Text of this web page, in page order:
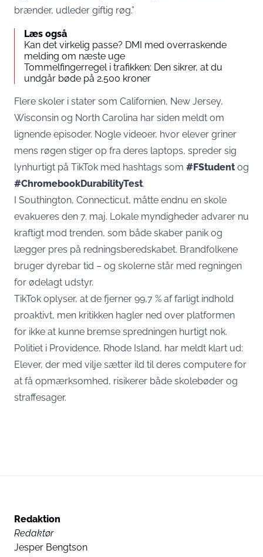
brænder, udleder giftig røg.”
Læs også
Kan det virkelig passe? DMI med overraskende
melding om næste uge
Tommelfingerregel i trafikken: Den sikrer, at du
undgår bøde på 2.500 kroner
Flere skoler i stater som Californien, New Jersey,
Wisconsin og North Carolina har siden meldt om
lignende episoder. Nogle videoer, hvor elever griner
mens røgen stiger op fra deres laptops, spreder sig
lynhurtigt på TikTok med hashtags som #FStudent og
#ChromebookDurabilityTest.
I Southington, Connecticut, måtte endnu en skole
evakueres den 7. maj. Lokale myndigheder advarer nu
kraftigt mod trenden, som både skaber panik og
lægger pres på redningsberedskabet. Brandfolkene
bruger dyrebar tid – og skolerne står med regningen
for ødelagt udstyr.
TikTok oplyser, at de fjerner 99,7 % af farligt indhold
proaktivt, men kritikken hagler ned over platformen
for ikke at kunne bremse spredningen hurtigt nok.
Politiet i Providence, Rhode Island, har meldt klart ud:
Elever, der med vilje sætter ild til deres computere for
at få opmærksomhed, risikerer både skolebøder og
straffesager.
Redaktion
Redaktør
Jesper Bengtson